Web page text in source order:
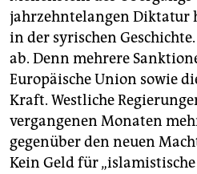
jahrzehntelangen Diktatur
in der syrischen
ab. Denn mehrere
Europäische Union sowie
Kraft. Westliche
vergangenen Monaten
gegenüber den neuen
Kein Geld für